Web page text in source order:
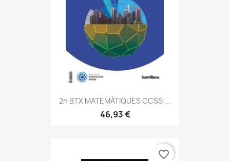
2n BTX MATEMÀTIQUES CCSS:...
46,93 €
favorite_border